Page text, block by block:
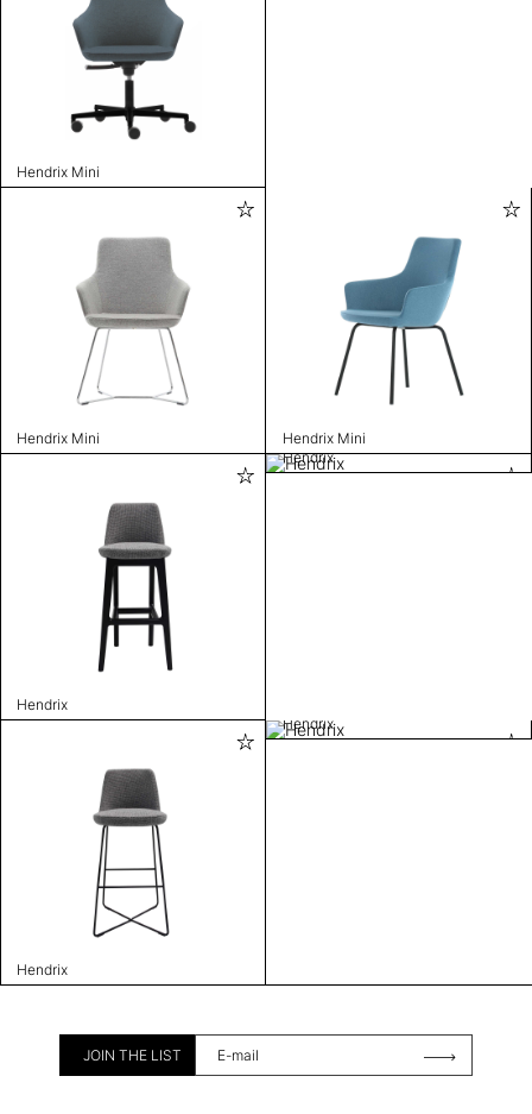
Hendrix Mini
Hendrix Mini Hendrix Mini
Hendrix
Hendrix
Hendrix
Hendrix
JOIN THE LIST